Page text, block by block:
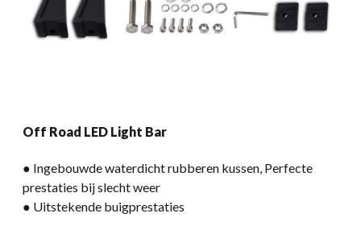
Off Road LED Light Bar
● Ingebouwde waterdicht rubberen kussen, Perfecte
prestaties bij slecht weer
● Uitstekende buigprestaties